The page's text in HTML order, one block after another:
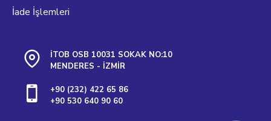
İade İşlemleri
İTOB OSB 10031 SOKAK NO:10
MENDERES - İZMİR
+90 (232) 422 65 86
+90 530 640 90 60